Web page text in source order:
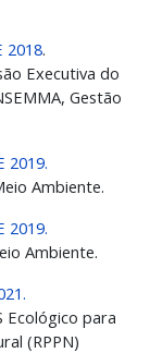
2018.
Executiva do
Gestão
2019.
Ambiente.
2019.
Ambiente.
Ecológico para
(RPPN)